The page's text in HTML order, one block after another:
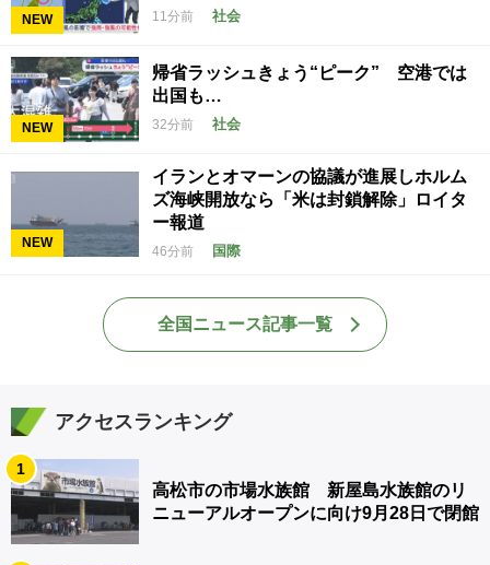
NEW 11分前 社会
NEW
帰省ラッシュきょう“ピーク” 空港では
出国も…
32分前 社会
NEW
イランとオマーンの協議が進展しホルム
ズ海峡開放なら「米は封鎖解除」ロイタ
ー報道
46分前 国際
全国ニュース記事一覧
アクセスランキング
1
高松市の市場水族館 新屋島水族館のリ
ニューアルオープンに向け9月28日で閉館